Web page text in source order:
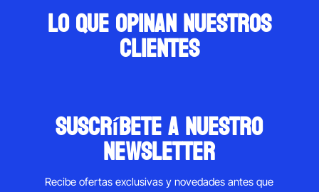
Lo que opinan nuestros
clientes
suscríbete a nuestro
newsletter
Recibe ofertas exclusivas y novedades antes que